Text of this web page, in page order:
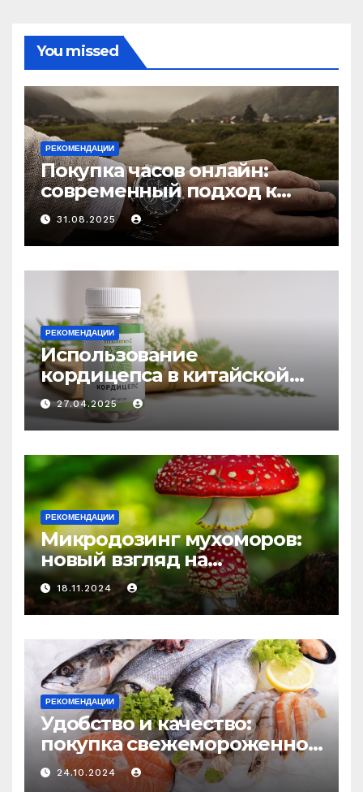
You missed
РЕКОМЕНДАЦИИ
Покупка часов онлайн:
современный подход к
выбору аксессуаров
31.08.2025
РЕКОМЕНДАЦИИ
Использование
кордицепса в китайской
медицине: природное
средство против усталости
и истощения
27.04.2025
РЕКОМЕНДАЦИИ
Микродозинг мухоморов:
новый взгляд на
психоделику
18.11.2024
РЕКОМЕНДАЦИИ
Удобство и качество:
покупка свежемороженной
рыбы онлайн
24.10.2024